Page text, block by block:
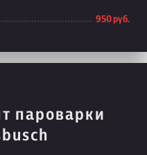
950 руб.
пароварки